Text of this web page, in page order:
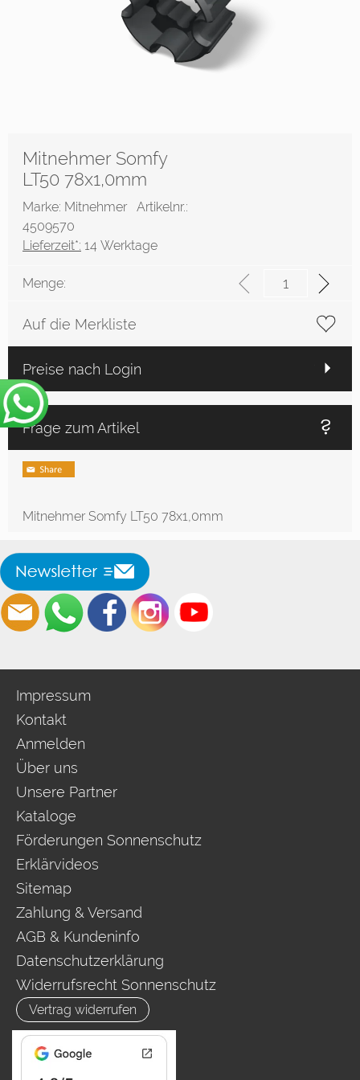
Mitnehmer Somfy
LT50 78x1,0mm
Marke: Mitnehmer Artikelnr.:
4509570
Lieferzeit*: 14 Werktage
Menge:
Auf die Merkliste
Preise nach Login
Frage zum Artikel
Mitnehmer Somfy LT50 78x1,0mm
Impressum
Kontakt
Anmelden
Über uns
Unsere Partner
Kataloge
Förderungen Sonnenschutz
Erklärvideos
Sitemap
Zahlung & Versand
AGB & Kundeninfo
Datenschutzerklärung
Widerrufsrecht Sonnenschutz
Vertrag widerrufen